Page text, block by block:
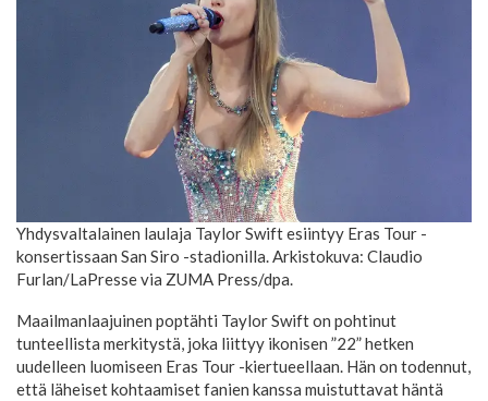
Yhdysvaltalainen laulaja Taylor Swift esiintyy Eras Tour -
konsertissaan San Siro -stadionilla. Arkistokuva: Claudio
Furlan/LaPresse via ZUMA Press/dpa.
Maailmanlaajuinen poptähti Taylor Swift on pohtinut
tunteellista merkitystä, joka liittyy ikonisen ”22” hetken
uudelleen luomiseen Eras Tour -kiertueellaan. Hän on todennut,
että läheiset kohtaamiset fanien kanssa muistuttavat häntä